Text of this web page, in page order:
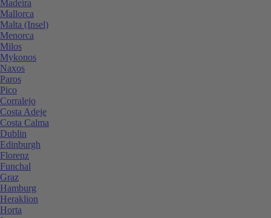
Madeira
Mallorca
Malta (Insel)
Menorca
Milos
Mykonos
Naxos
Paros
Pico
Corralejo
Costa Adeje
Costa Calma
Dublin
Edinburgh
Florenz
Funchal
Graz
Hamburg
Heraklion
Horta